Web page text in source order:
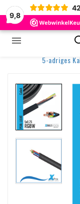
9,8
42

5-adriges